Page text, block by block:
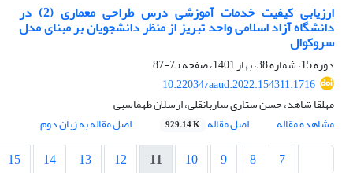
ارزیابی کیفیت خدمات آموزشی درس طراحی معماری (2) در
دانشگاه آزاد اسلامی واحد تبریز از منظر دانشجویان بر مبنای مدل
سروکوال
دوره 15، شماره 38، بهار 1401، صفحه
75-87
10.22034/aaud.2022.154311.1716
مهلقا شاهد، حسن ستاری ساربانقلی، ارسلان طهماسبی
مشاهده مقاله
اصل مقاله 929.14 K اصل مقاله به زبان دوم
7
8
9
10
11
12
13
14
15